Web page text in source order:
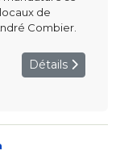
de
Combier.
Détails